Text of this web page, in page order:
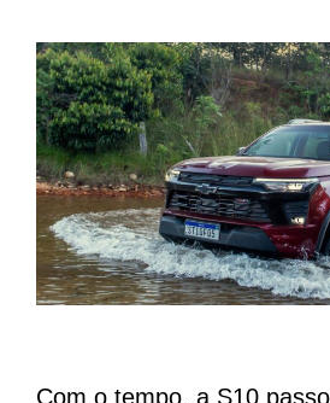
Com o tempo, a S10